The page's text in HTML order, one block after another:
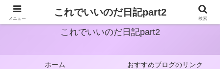
これでいいのだ日記part2
ホーム おすすめブログのリンク
メニュー
これでいいのだ日記part2
検索